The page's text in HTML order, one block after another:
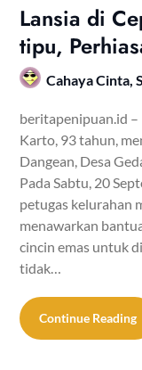
Lansia di
tipu,
Cahaya Cinta,
beritapenipuan.id –
Karto, 93 tahun,
Dangean, Desa
Pada Sabtu, 20
petugas kelurahan
menawarkan
cincin emas untuk
tidak…
Continue Reading